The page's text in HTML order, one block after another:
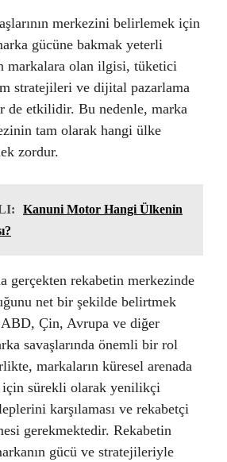
merkezini belirlemek için
gücüne bakmak yeterli
markalara olan ilgisi, tüketici
stratejileri ve dijital pazarlama
de etkilidir. Bu nedenle, marka
tam olarak hangi ülke
zordur.
Kanuni Motor Hangi Ülkenin
gerçekten rekabetin merkezinde
net bir şekilde belirtmek
Çin, Avrupa ve diğer
savaşlarında önemli bir rol
markaların küresel arenada
için sürekli olarak yenilikçi
karşılaması ve rekabetçi
gerekmektedir. Rekabetin
gücü ve stratejileriyle